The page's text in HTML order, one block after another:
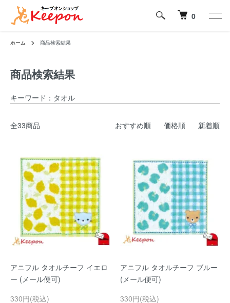
0
ホーム 商品検索結果
商品検索結果
キーワード：タオル
全33商品 おすすめ順 価格順 新着順
アニフル タオルチーフ イエロ
ー (メール便可)
330円(税込)
アニフル タオルチーフ ブルー
(メール便可)
330円(税込)